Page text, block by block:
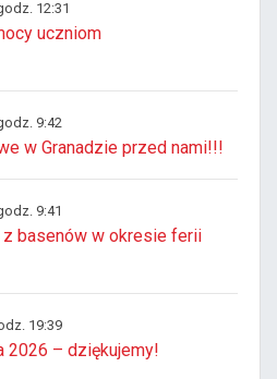
12:31
uczniom
9:42
w Granadzie przed nami!!!
9:41
z basenów w okresie ferii
19:39
2026 – dziękujemy!